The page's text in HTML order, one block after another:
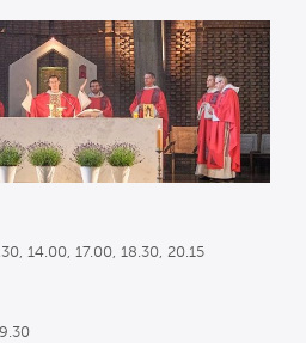
14.00, 17.00, 18.30, 20.15